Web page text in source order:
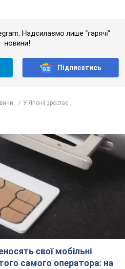
Надсилаємо лише "гарячі"
новини!
Підписатись
У Японії зростає...
свої мобільні
самого оператора: на